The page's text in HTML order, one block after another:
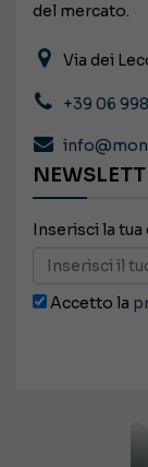
del mercato.
Via dei
+39 06
Inserisci la tua
Accetto la